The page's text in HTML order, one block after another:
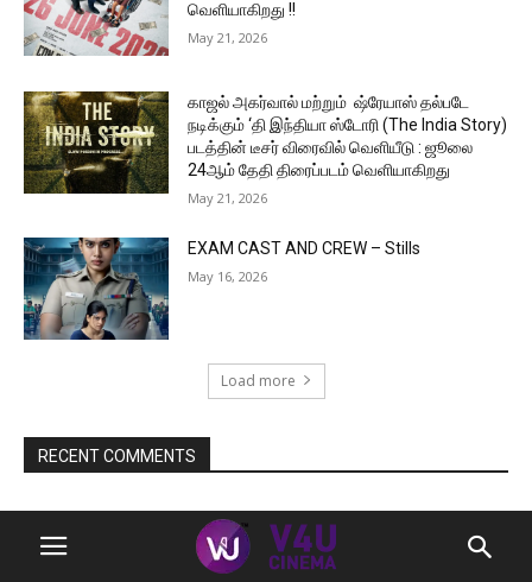
வெளியாகிறது !!
May 21, 2026
காஜல் அகர்வால் மற்றும் ஷ்ரேயாஸ் தல்படே
நடிக்கும் ‘தி இந்தியா ஸ்டோரி (The India Story)
படத்தின் டீசர் விரைவில் வெளியீடு : ஜூலை
24ஆம் தேதி திரைப்படம் வெளியாகிறது
May 21, 2026
EXAM CAST AND CREW – Stills
May 16, 2026
Load more
RECENT COMMENTS